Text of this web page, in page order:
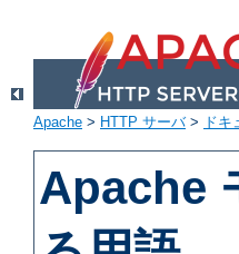
Apache > HTTP サーバ> ドキ
Apache